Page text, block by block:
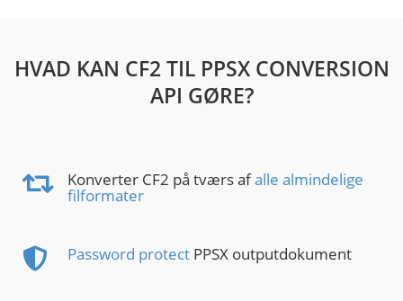
HVAD KAN CF2 TIL PPSX CONVERSION
API GØRE?
Konverter CF2 på tværs afalle almindelige
filformater
Password protect PPSX outputdokument